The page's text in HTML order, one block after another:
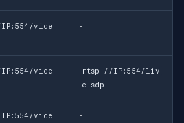
vide
-
vide
rtsp://IP:554/liv
e.sdp
vide
-